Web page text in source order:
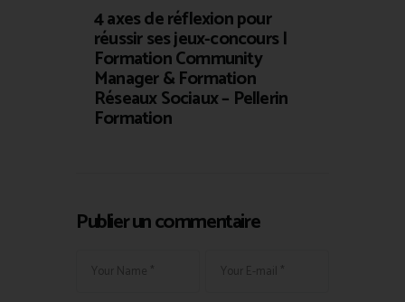
4 axes de réflexion pour
réussir ses jeux-concours |
Formation Community
Manager & Formation
Réseaux Sociaux – Pellerin
Formation
Publier un commentaire